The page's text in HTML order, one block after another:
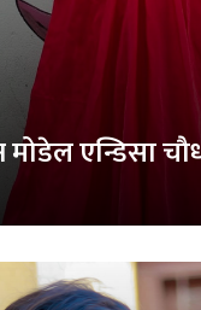
एन्डिसा